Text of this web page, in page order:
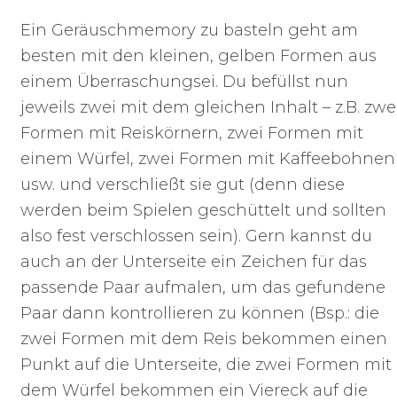
Ein Geräuschmemory zu basteln geht am
besten mit den kleinen, gelben Formen aus
einem Überraschungsei. Du befüllst nun
jeweils zwei mit dem gleichen Inhalt – z.B.
Formen mit Reiskörnern, zwei Formen mit
einem Würfel, zwei Formen mit Kaffeebohnen
usw. und verschließt sie gut (denn diese
werden beim Spielen geschüttelt und sollten
also fest verschlossen sein). Gern kannst du
auch an der Unterseite ein Zeichen für das
passende Paar aufmalen, um das gefundene
Paar dann kontrollieren zu können (Bsp.: die
zwei Formen mit dem Reis bekommen einen
Punkt auf die Unterseite, die zwei Formen mit
dem Würfel bekommen ein Viereck auf die